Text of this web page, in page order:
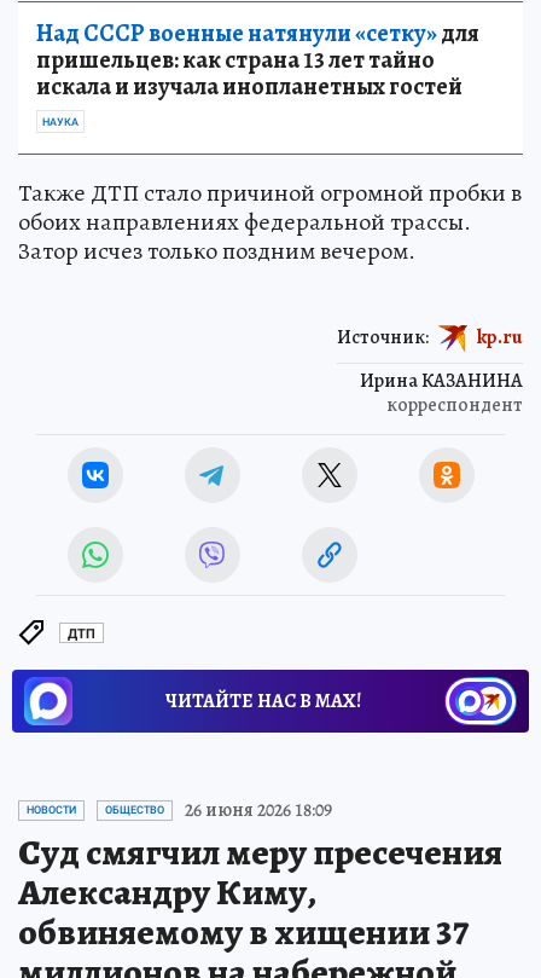
Над СССР военные натянули «сетку»для
пришельцев: как страна 13 лет тайно
искала и изучала инопланетных гостей
НАУКА
Также ДТП стало причиной огромной пробки в
обоих направлениях федеральной трассы.
Затор исчез только поздним вечером.
Ирина КАЗАНИНА
корреспондент
Источник: kp.ru
ДТП
ЧИТАЙТЕ НАС В МАХ!
НОВОСТИ ОБЩЕСТВО 26 июня 2026 18:09
Суд смягчил меру пресечения
Александру Киму,
обвиняемому в хищении 37